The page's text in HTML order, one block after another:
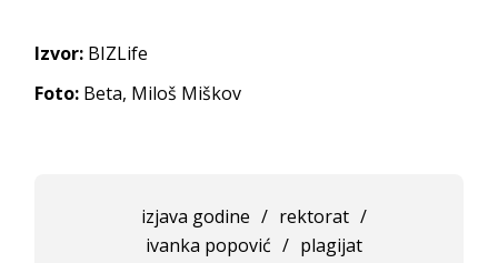
Izvor: BIZLife
Foto: Beta, Miloš Miškov
izjava godine / rektorat /
ivanka popović / plagijat